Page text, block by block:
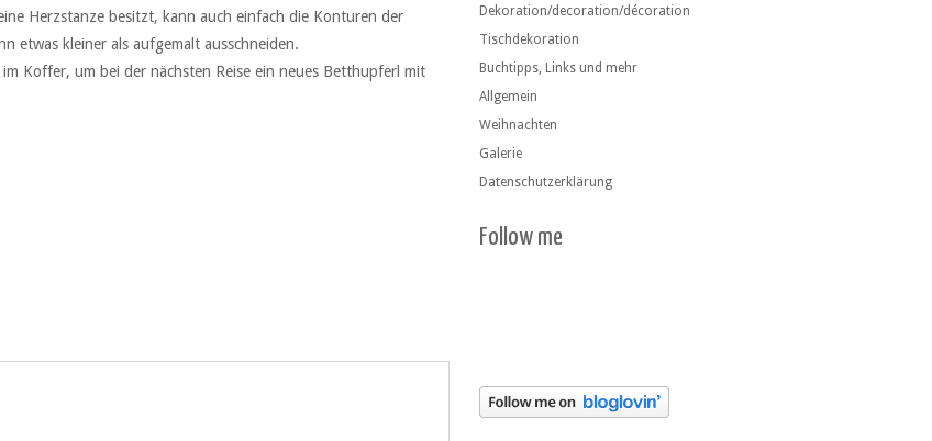
Herzstanze besitzt, kann auch einfach die Konturen der
etwas kleiner als aufgemalt ausschneiden.
Koffer, um bei der nächsten Reise ein neues Betthupferl mit
Dekoration/decoration/décoration
Tischdekoration
Buchtipps, Links und mehr
Allgemein
Weihnachten
Galerie
Datenschutzerklärung
Follow me